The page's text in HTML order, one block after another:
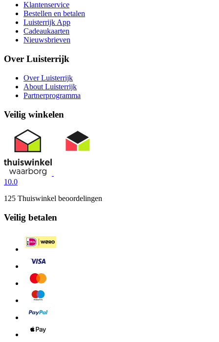
Klantenservice
Bestellen en betalen
Luisterrijk App
Cadeaukaarten
Nieuwsbrieven
Over Luisterrijk
Over Luisterrijk
About Luisterrijk
Partnerprogramma
Veilig winkelen
10.0
125 Thuiswinkel beoordelingen
Veilig betalen